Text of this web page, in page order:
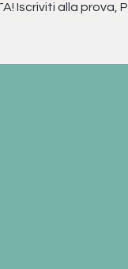
Iscriviti alla prova,